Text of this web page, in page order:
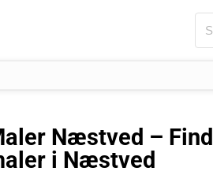
Næstved –
i Næstved